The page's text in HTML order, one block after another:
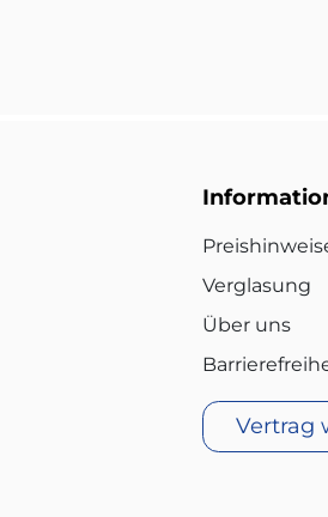
Verglasung
Über uns
Vertrag